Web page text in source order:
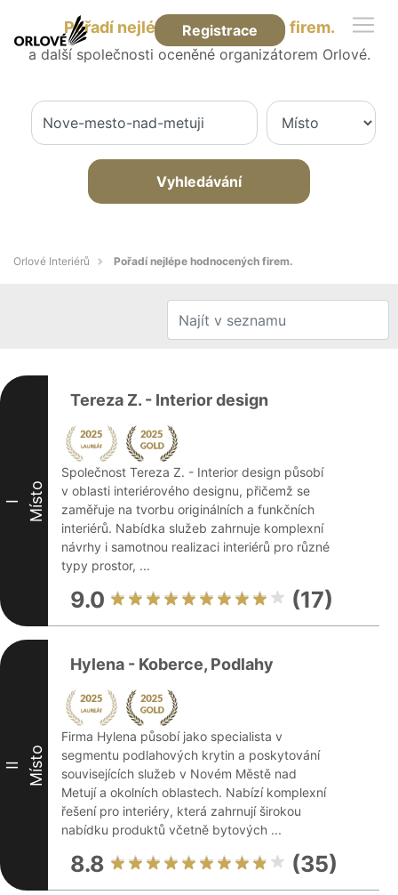
Registrace
Pořadí nejlépe hodnocených firem.
a další společnosti oceněné organizátorem Orlové.
Vyhledávání
Orlové Interiérů Pořadí nejlépe hodnocených firem.
I Místo
Tereza Z. - Interior design
Společnost Tereza Z. - Interior design působí
v oblasti interiérového designu, přičemž se
zaměřuje na tvorbu originálních a funkčních
interiérů. Nabídka služeb zahrnuje komplexní
návrhy i samotnou realizaci interiérů pro různé
typy prostor, ...
9.0 (17)
II Místo
Hylena - Koberce, Podlahy
Firma Hylena působí jako specialista v
segmentu podlahových krytin a poskytování
souvisejících služeb v Novém Městě nad
Metují a okolních oblastech. Nabízí komplexní
řešení pro interiéry, která zahrnují širokou
nabídku produktů včetně bytových ...
8.8 (35)